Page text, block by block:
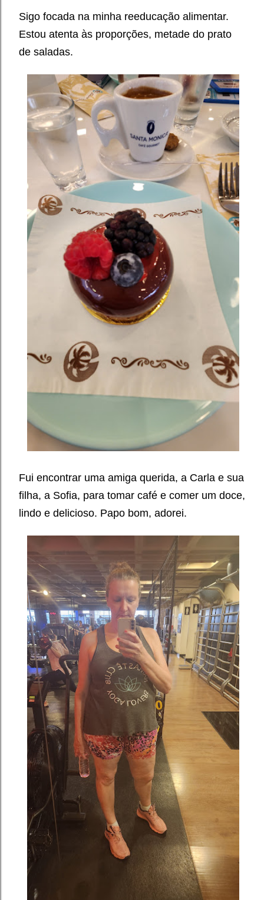
Sigo focada na minha reeducação alimentar.
Estou atenta às proporções, metade do prato
de saladas.
Fui encontrar uma amiga querida, a Carla e sua
filha, a Sofia, para tomar café e comer um doce,
lindo e delicioso. Papo bom, adorei.